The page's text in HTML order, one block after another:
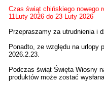
Czas świąt chińskiego nowego
11Luty 2026 do 23 Luty 2026
Przepraszamy za utrudnienia i
Ponadto, ze względu na urlopy
2026.2.23.
Podczas świąt Święta Wiosny
produktów może zostać